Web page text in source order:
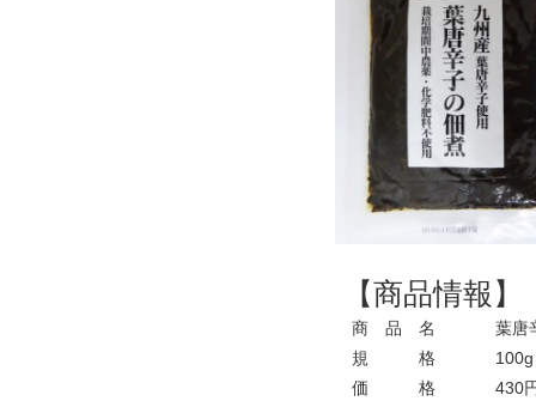
【商品情報】
商 品 名
規 格
価 格
葉唐
100g
430